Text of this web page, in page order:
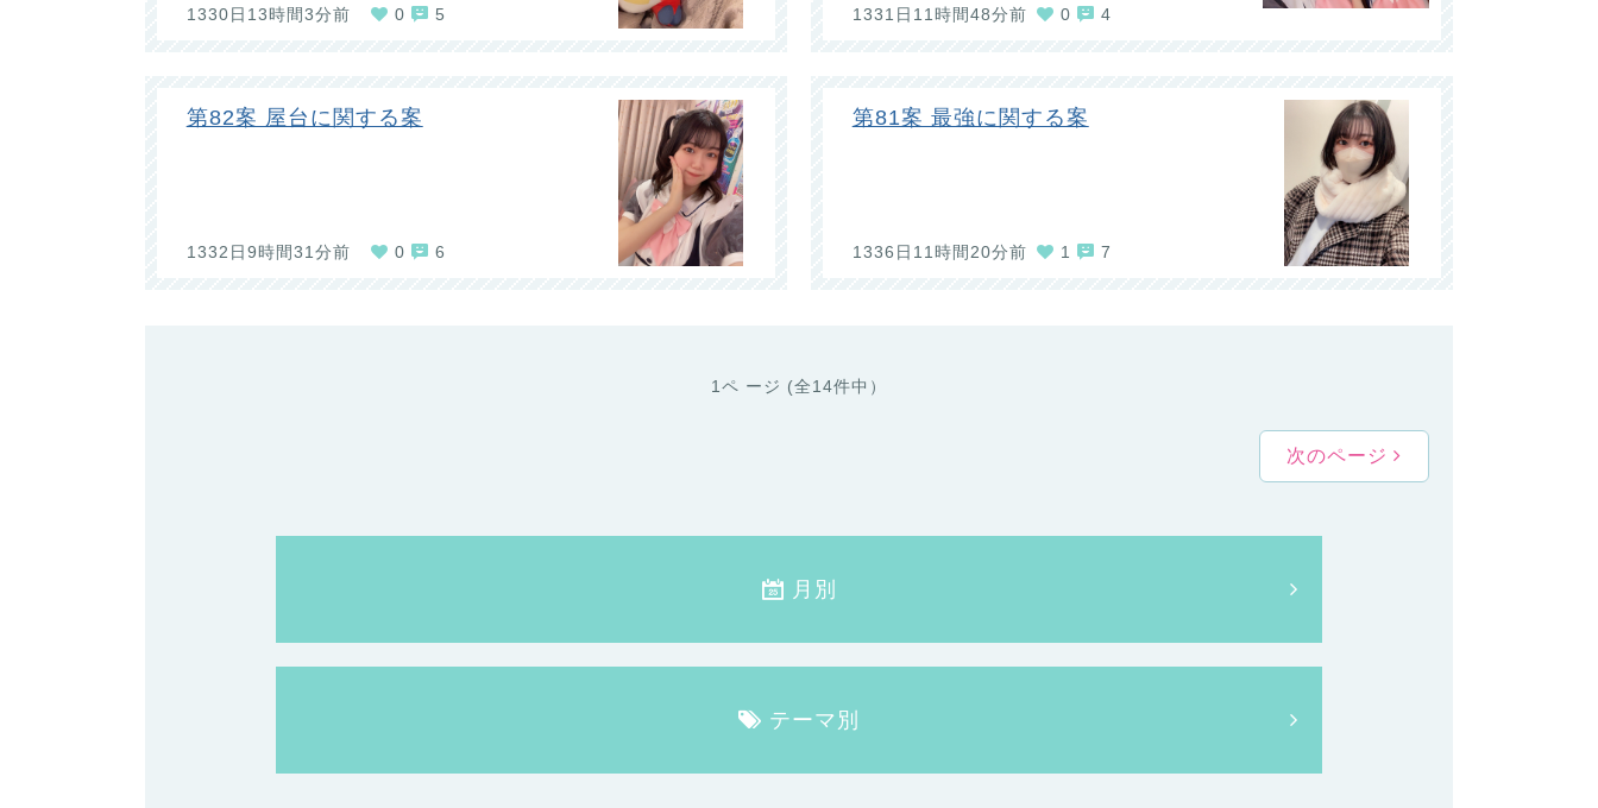
1330日13時間3分前 0 5 1331日11時間48分前 0 4
第82案 屋台に関する案
1332日9時間31分前 0 6
第81案 最強に関する案
1336日11時間20分前 1 7
1ペ ージ (全14件中）
次のページ
月別
テーマ別